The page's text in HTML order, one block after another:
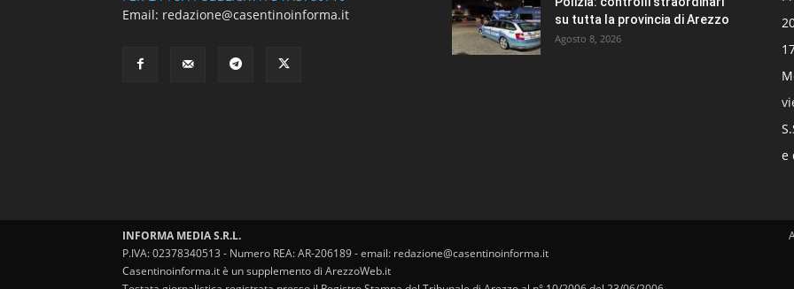
Email: redazione@casentinoinforma.it
su tutta la provincia di Arezzo
Agosto 8, 2026
e
INFORMA MEDIA S.R.L.
P.IVA: 02378340513 - Numero REA: AR-206189 - email: redazione@casentinoinforma.it
Casentinoinforma.it è un supplemento di ArezzoWeb.it